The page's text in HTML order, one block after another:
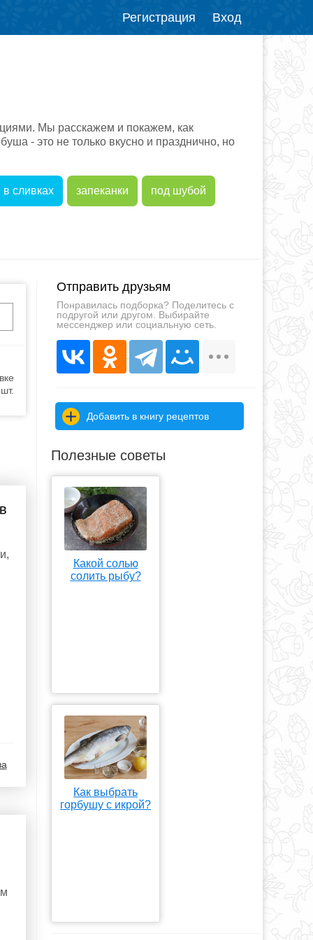
Регистрация Вход
Мы расскажем и покажем, как
- это не только вкусно и празднично, но
в сливках запеканки под шубой
Отправить друзьям
Понравилась подборка? Поделитесь с
подругой или другом. Выбирайте
мессенджер или социальную сеть.
Добавить в книгу рецептов
Полезные советы
Какой солью
солить рыбу?
Как выбрать
горбушу с икрой?